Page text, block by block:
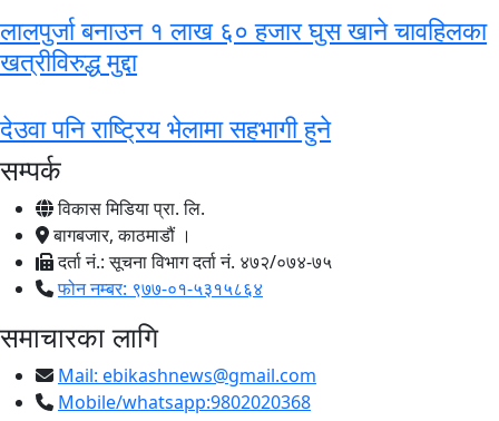
लालपुर्जा बनाउन १ लाख ६० हजार घुस खाने चावहिलका
खत्रीविरुद्ध मुद्दा
देउवा पनि राष्ट्रिय भेलामा सहभागी हुने
सम्पर्क
विकास मिडिया प्रा. लि.
बागबजार, काठमाडौं ।
दर्ता नं.: सूचना विभाग दर्ता नं. ४७२/०७४-७५
फोन नम्बर: ९७७-०१-५३१५८६४
समाचारका लागि
Mail: ebikashnews@gmail.com
Mobile/whatsapp:9802020368